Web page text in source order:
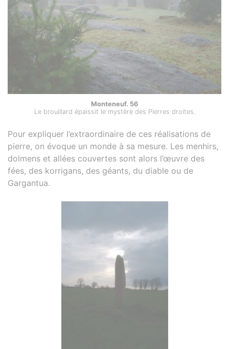
Monteneuf. 56
Le brouillard épaissit le mystère des Pierres droites.
Pour expliquer l’extraordinaire de ces réalisations de
pierre, on évoque un monde à sa mesure. Les menhirs,
dolmens et allées couvertes sont alors l’œuvre des
fées, des korrigans, des géants, du diable ou de
Gargantua.